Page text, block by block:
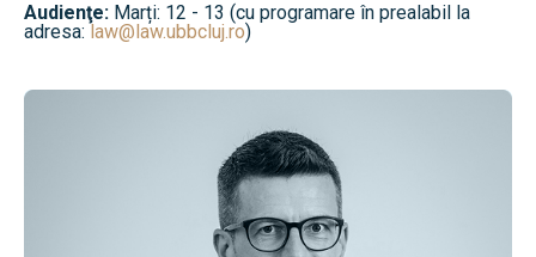
Audienţe: Marți: 12 - 13 (cu programare în prealabil la
adresa:law@law.ubbcluj.ro)